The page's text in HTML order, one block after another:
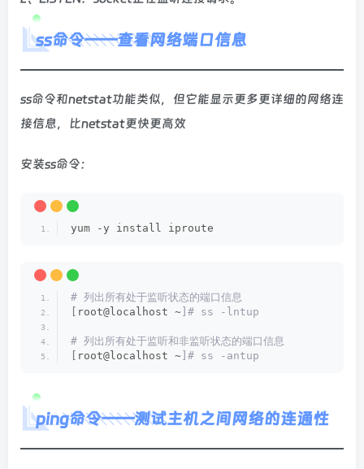
ss命令——查看网络端口信息
ss命令和netstat功能类似，但它能显示更多更详细的网络连
接信息，比netstat更快更高效
安装ss命令：
yum -y install iproute
# 列出所有处于监听状态的端口信息
root@localhost ~ ]# ss -lntup
# 列出所有处于监听和非监听状态的端口信息
root@localhost ~ ]# ss -antup
ping命令——测试主机之间网络的连通性